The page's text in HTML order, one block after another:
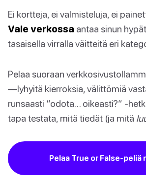
Ei kortteja, ei valmisteluja, ei
Vale verkossa antaa sinun
tasaisella virralla väitteitä eri
Pelaa suoraan
—lyhyitä kierroksia, välittömiä
runsaasti “odota… oikeasti?” -
tapa testata, mitä tiedät (ja mitä
Pelaa True or False-peliä